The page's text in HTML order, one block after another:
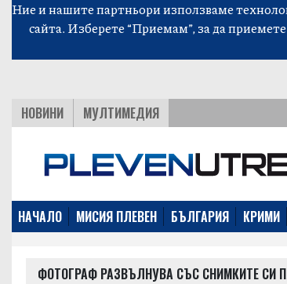
Ние и нашите партньори използваме
сайта. Изберете “Приемам”, за да
НОВИНИ МУЛТИМЕДИЯ
НАЧАЛО МИСИЯ ПЛЕВЕН БЪЛГАРИЯ КРИМИ
ФОТОГРАФ РАЗВЪЛНУВА СЪС СНИМКИТЕ СИ